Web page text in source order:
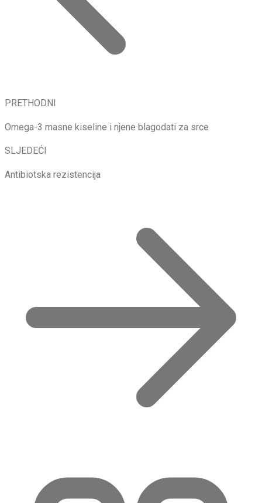
PRETHODNI
Omega-3 masne kiseline i njene blagodati za srce
SLJEDEĆI
Antibiotska rezistencija